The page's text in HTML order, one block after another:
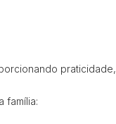
praticidade,
família: